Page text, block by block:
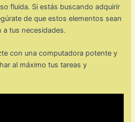
fluida. Si estás buscando adquirir
de que estos elementos sean
a tus necesidades.
con una computadora potente y
al máximo tus tareas y